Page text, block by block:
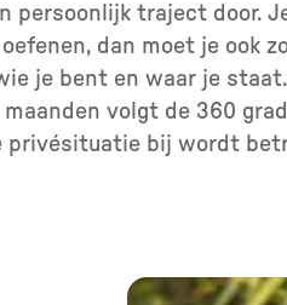
persoonlijk traject door.
dan moet je ook
je bent en waar je
volgt de 360
privésituatie bij wordt